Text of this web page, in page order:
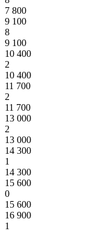
7 800
9 100
8
9 100
10 400
2
10 400
11 700
2
11 700
13 000
2
13 000
14 300
1
14 300
15 600
0
15 600
16 900
1